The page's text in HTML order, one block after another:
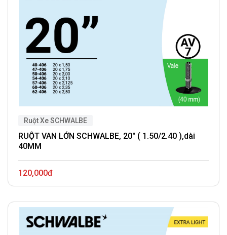
Ruột Xe SCHWALBE
RUỘT VAN LỚN SCHWALBE, 20" ( 1.50/2.40 ),dài
40MM
120,000đ